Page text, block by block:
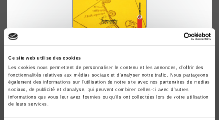
Ce site web utilise des cookies
Les cookies nous permettent de personnaliser le contenu et les annonces, d'offrir des
fonctionnalités relatives aux médias sociaux et d'analyser notre trafic. Nous partageons
également des informations sur l'utilisation de notre site avec nos partenaires de médias
sociaux, de publicité et d'analyse, qui peuvent combiner celles-ci avec d'autres
informations que vous leur avez fournies ou qu'ils ont collectées lors de votre utilisation
de leurs services.
La puissance par l'image
Les Etats et leur diplomatie publique
Christian Lequesne